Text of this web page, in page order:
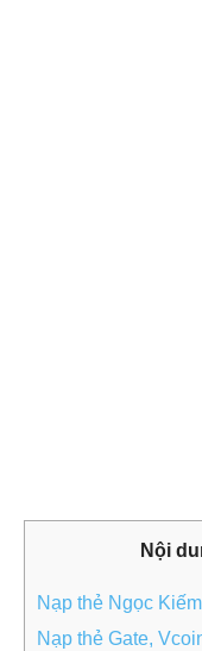
Nội
Nạp thẻ Ngọc
Nạp thẻ Gate,